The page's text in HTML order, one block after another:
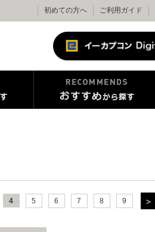
初めての方へ ご利用ガイド
4 5 6 7 8 9